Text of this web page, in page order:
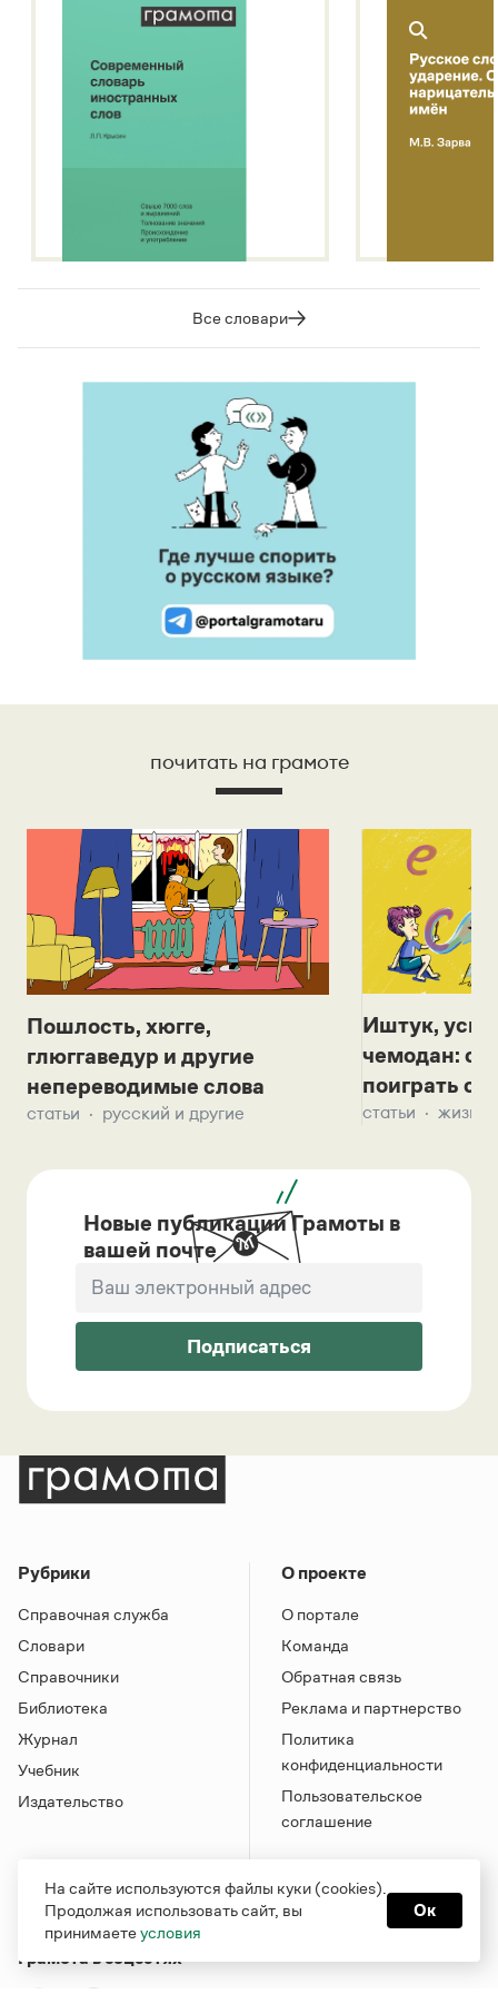
Все словари
почитать на грамоте
Пошлость, хюгге,
глюггаведур и другие
непереводимые слова
статьи русский и другие
Иштук,
чемодан:
поиграть с
статьи жизнь
Новые публикации Грамоты в
вашей почте
Подписаться
Рубрики
Справочная служба
Словари
Справочники
Библиотека
Журнал
Учебник
Издательство
О проекте
О портале
Команда
Обратная связь
Реклама и партнерство
Политика
конфиденциальности
Пользовательское
соглашение
Грамота в соцсетях
На сайте используются файлы куки (cookies).
Продолжая использовать сайт, вы
принимаетеусловия
Ок